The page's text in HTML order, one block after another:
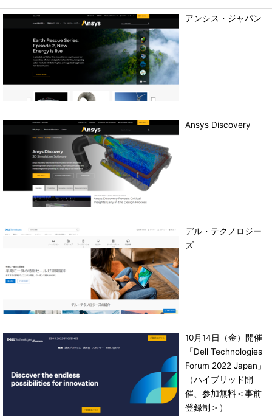
アンシス・ジャパン
Ansys Discovery
デル・テクノロジー
ズ
10月14日（金）開催
「Dell Technologies
Forum 2022 Japan」
（ハイブリッド開
催、参加無料＜事前
登録制＞）